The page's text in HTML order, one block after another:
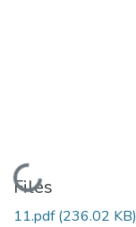
Loading...
Files
11.pdf(236.02 KB)